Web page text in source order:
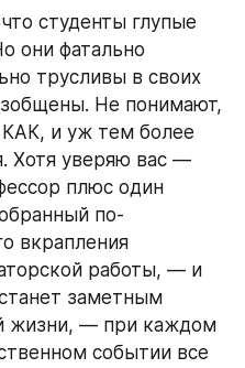
студенты глупые
они фатально
трусливы в своих
Не понимают,
и уж тем более
Хотя уверяю вас —
плюс один
по-
вкрапления
работы, — и
заметным
жизни, — при каждом
событии все